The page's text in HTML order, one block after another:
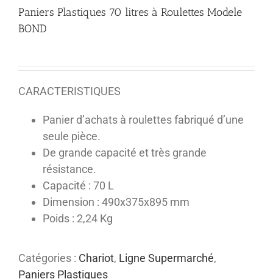
Paniers Plastiques 70 litres à Roulettes Modele
BOND
CARACTERISTIQUES
Panier d’achats à roulettes fabriqué d’une
seule pièce.
De grande capacité et très grande
résistance.
Capacité : 70 L
Dimension : 490x375x895 mm
Poids : 2,24 Kg
Catégories : Chariot, Ligne Supermarché,
Paniers Plastiques